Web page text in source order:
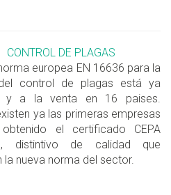
CONTROL DE PLAGAS
europea EN 16636 para la
control de plagas está ya
y a la venta en 16 paises.
ya las primeras empresas
el certificado CEPA
distintivo de calidad que
nueva norma del sector.